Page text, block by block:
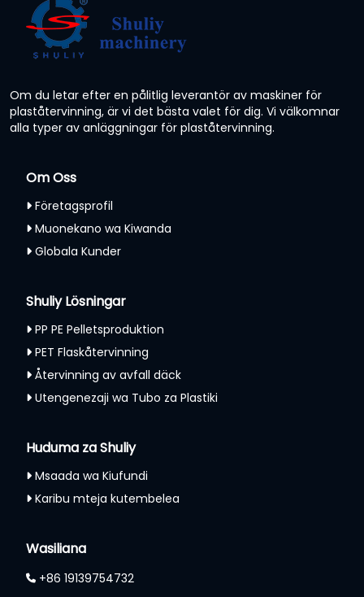
Om du letar efter en pålitlig leverantör av maskiner för
plaståtervinning, är vi det bästa valet för dig. Vi välkomnar
alla typer av anläggningar för plaståtervinning.
Om Oss
Företagsprofil
Muonekano wa Kiwanda
Globala Kunder
Shuliy Lösningar
PP PE Pelletsproduktion
PET Flaskåtervinning
Återvinning av avfall däck
Utengenezaji wa Tubo za Plastiki
Huduma za Shuliy
Msaada wa Kiufundi
Karibu mteja kutembelea
Wasiliana
+86 19139754732